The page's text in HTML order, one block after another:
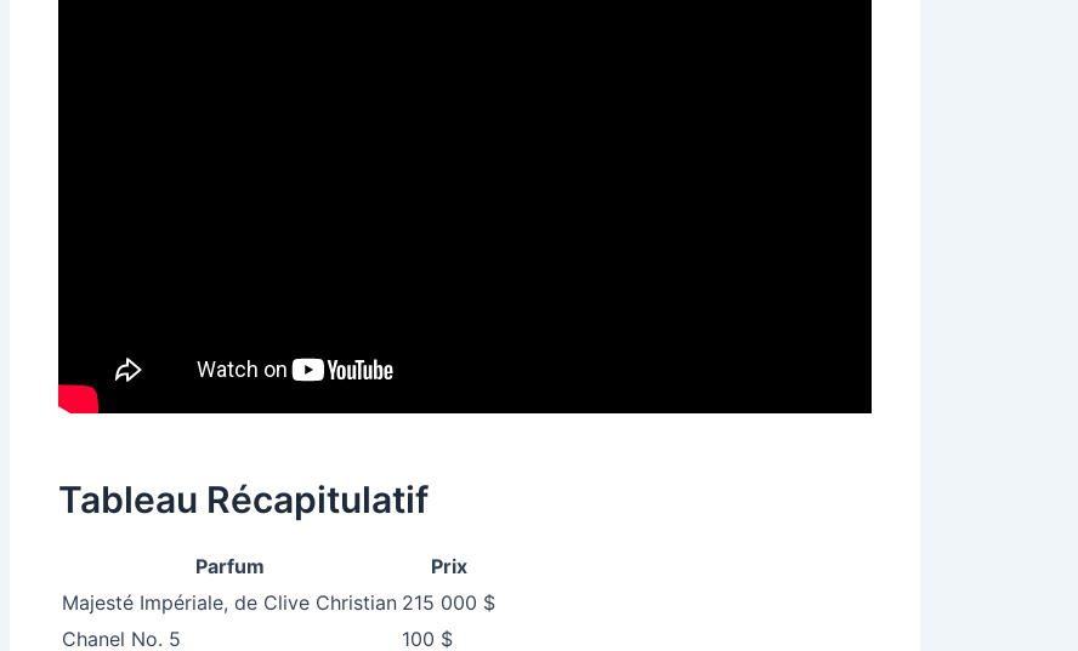
Tableau Récapitulatif
Parfum
Prix
Majesté Impériale, de Clive Christian 215 000 $
Chanel No. 5
100 $